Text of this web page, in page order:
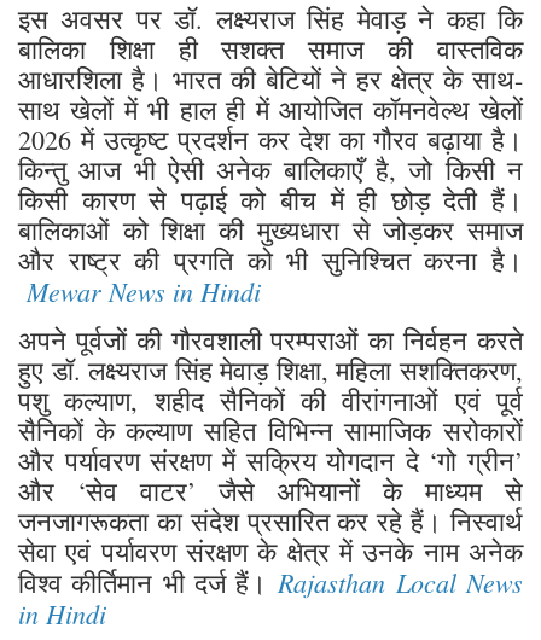
इस अवसर पर डॉ. लक्ष्यराज सिंह मेवाड़ ने कहा कि
बालिका शिक्षा ही सशक्त समाज की वास्तविक
आधारशिला है। भारत की बेटियों ने हर क्षेत्र के साथ-
साथ खेलों में भी हाल ही में आयोजित कॉमनवेल्थ खेलों
2026 में उत्कृष्ट प्रदर्शन कर देश का गौरव बढ़ाया है।
किन्तु आज भी ऐसी अनेक बालिकाएँ है, जो किसी न
किसी कारण से पढ़ाई को बीच में ही छोड़ देती हैं।
बालिकाओं को शिक्षा की मुख्यधारा से जोड़कर समाज
और राष्ट्र की प्रगति को भी सुनिश्चित करना है।
Mewar News in Hindi
अपने पूर्वजों की गौरवशाली परम्पराओं का निर्वहन करते
हुए डॉ. लक्ष्यराज सिंह मेवाड़ शिक्षा, महिला सशक्तिकरण,
पशु कल्याण, शहीद सैनिकों की वीरांगनाओं एवं पूर्व
सैनिकों के कल्याण सहित विभिन्न सामाजिक सरोकारों
और पर्यावरण संरक्षण में सक्रिय योगदान दे ‘गो ग्रीन’
और ‘सेव वाटर’ जैसे अभियानों के माध्यम से
जनजागरूकता का संदेश प्रसारित कर रहे हैं। निस्वार्थ
सेवा एवं पर्यावरण संरक्षण के क्षेत्र में उनके नाम अनेक
विश्व कीर्तिमान भी दर्ज हैं।Rajasthan Local News
in Hindi